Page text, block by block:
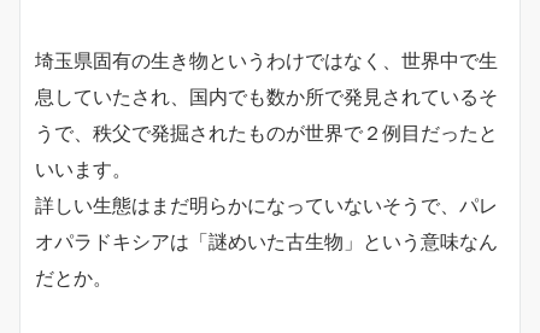
埼玉県固有の生き物というわけではなく、世界中で生
息していたされ、国内でも数か所で発見されているそ
うで、秩父で発掘されたものが世界で２例目だったと
いいます。
詳しい生態はまだ明らかになっていないそうで、パレ
オパラドキシアは「謎めいた古生物」という意味なん
だとか。